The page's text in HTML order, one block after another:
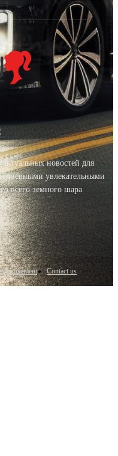
новостей для
увлекательными
всего земного шара
Contact us